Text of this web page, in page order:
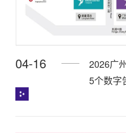
04-16
2026广
5个数字